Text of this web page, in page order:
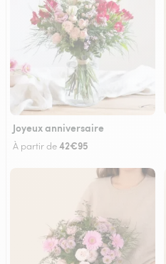
Joyeux anniversaire
À partir de42€95